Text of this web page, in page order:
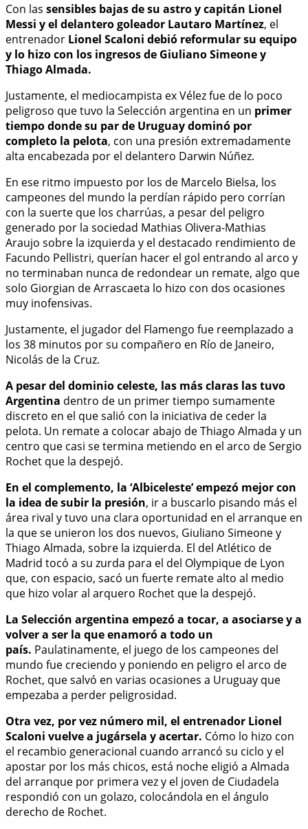
Con las sensibles bajas de su astro y capitán Lionel
Messi y el delantero goleador Lautaro Martínez, el
entrenador Lionel Scaloni debió reformular su equipo
y lo hizo con los ingresos de Giuliano Simeone y
Thiago Almada.
Justamente, el mediocampista ex Vélez fue de lo poco
peligroso que tuvo la Selección argentina en un primer
tiempo donde su par de Uruguay dominó por
completo la pelota, con una presión extremadamente
alta encabezada por el delantero Darwin Núñez.
En ese ritmo impuesto por los de Marcelo Bielsa, los
campeones del mundo la perdían rápido pero corrían
con la suerte que los charrúas, a pesar del peligro
generado por la sociedad Mathias Olivera-Mathias
Araujo sobre la izquierda y el destacado rendimiento de
Facundo Pellistri, querían hacer el gol entrando al arco y
no terminaban nunca de redondear un remate, algo que
solo Giorgian de Arrascaeta lo hizo con dos ocasiones
muy inofensivas.
Justamente, el jugador del Flamengo fue reemplazado a
los 38 minutos por su compañero en Río de Janeiro,
Nicolás de la Cruz.
A pesar del dominio celeste, las más claras las tuvo
Argentina dentro de un primer tiempo sumamente
discreto en el que salió con la iniciativa de ceder la
pelota. Un remate a colocar abajo de Thiago Almada y un
centro que casi se termina metiendo en el arco de Sergio
Rochet que la despejó.
En el complemento, la ‘Albiceleste’ empezó mejor con
la idea de subir la presión, ir a buscarlo pisando más el
área rival y tuvo una clara oportunidad en el arranque en
la que se unieron los dos nuevos, Giuliano Simeone y
Thiago Almada, sobre la izquierda. El del Atlético de
Madrid tocó a su zurda para el del Olympique de Lyon
que, con espacio, sacó un fuerte remate alto al medio
que hizo volar al arquero Rochet que la despejó.
La Selección argentina empezó a tocar, a asociarse y a
volver a ser la que enamoró a todo un
país. Paulatinamente, el juego de los campeones del
mundo fue creciendo y poniendo en peligro el arco de
Rochet, que salvó en varias ocasiones a Uruguay que
empezaba a perder peligrosidad.
Otra vez, por vez número mil, el entrenador Lionel
Scaloni vuelve a jugársela y acertar. Cómo lo hizo con
el recambio generacional cuando arrancó su ciclo y el
apostar por los más chicos, está noche eligió a Almada
del arranque por primera vez y el joven de Ciudadela
respondió con un golazo, colocándola en el ángulo
derecho de Rochet.